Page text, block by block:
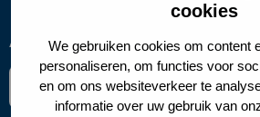
cookies
We gebruiken cookies om content
personaliseren, om functies voor
en om ons websiteverkeer te
informatie over uw gebruik van
Aanmelden nieuwsbrief
Naam